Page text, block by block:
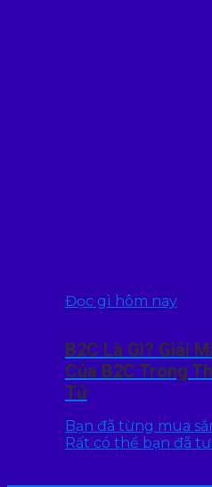
Đọc gì hôm nay
B2C Là Gì? Giải
Của B2C Trong
Tử
Bạn đã từng mua
Rất có thể bạn đã